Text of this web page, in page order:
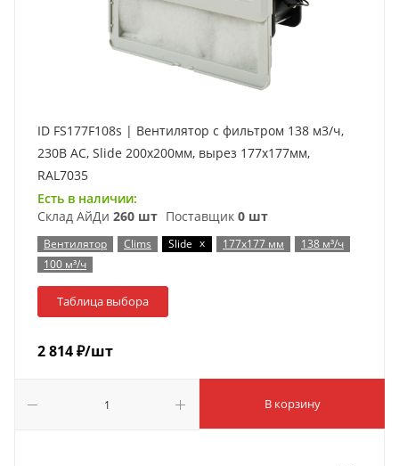
ID FS177F108s | Вентилятор с фильтром 138 м3/ч,
230В AC, Slide 200x200мм, вырез 177x177мм,
RAL7035
Есть в наличии:
Склад АйДи 260 шт Поставщик 0 шт
Вентилятор Clims Slide x 177x177 мм
138 м³/ч
100 м³/ч
Таблица выбора
2 814₽/шт
В корзину